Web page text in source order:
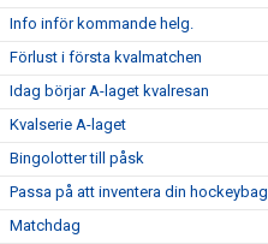
Info inför kommande helg.
Förlust i första kvalmatchen
Idag börjar A-laget kvalresan
Kvalserie A-laget
Bingolotter till påsk
Passa på att inventera din hockeybag.
Matchdag